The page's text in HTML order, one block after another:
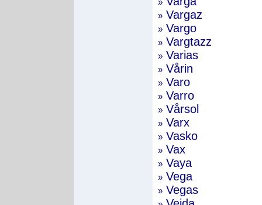
»
» Vargaz
» Vargo
» Vargtazz
» Varias
» Vårin
» Varo
» Varro
» Vårsol
» Varx
» Vasko
» Vax
» Vaya
» Vega
» Vegas